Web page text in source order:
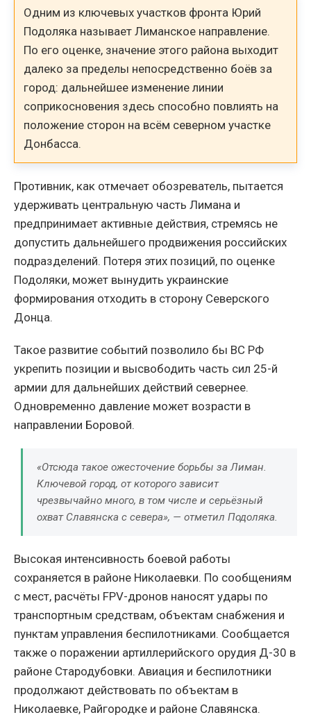
Одним из ключевых участков фронта Юрий
Подоляка называет Лиманское направление.
По его оценке, значение этого района выходит
далеко за пределы непосредственно боёв за
город: дальнейшее изменение линии
соприкосновения здесь способно повлиять на
положение сторон на всём северном участке
Донбасса.
Противник, как отмечает обозреватель, пытается
удерживать центральную часть Лимана и
предпринимает активные действия, стремясь не
допустить дальнейшего продвижения российских
подразделений. Потеря этих позиций, по оценке
Подоляки, может вынудить украинские
формирования отходить в сторону Северского
Донца.
Такое развитие событий позволило бы ВС РФ
укрепить позиции и высвободить часть сил 25-й
армии для дальнейших действий севернее.
Одновременно давление может возрасти в
направлении Боровой.
«Отсюда такое ожесточение борьбы за Лиман.
Ключевой город, от которого зависит
чрезвычайно много, в том числе и серьёзный
охват Славянска с севера», — отметил Подоляка.
Высокая интенсивность боевой работы
сохраняется в районе Николаевки. По сообщениям
с мест, расчёты FPV-дронов наносят удары по
транспортным средствам, объектам снабжения и
пунктам управления беспилотниками. Сообщается
также о поражении артиллерийского орудия Д-30 в
районе Стародубовки. Авиация и беспилотники
продолжают действовать по объектам в
Николаевке, Райгородке и районе Славянска.